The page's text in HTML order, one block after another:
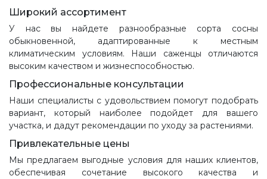
Широкий ассортимент
У нас вы найдете разнообразные сорта сосны
обыкновенной, адаптированные к местным
климатическим условиям. Наши саженцы отличаются
высоким качеством и жизнеспособностью.
Профессиональные консультации
Наши специалисты с удовольствием помогут подобрать
вариант, который наиболее подойдет для вашего
участка, и дадут рекомендации по уходу за растениями.
Привлекательные цены
Мы предлагаем выгодные условия для наших клиентов,
обеспечивая сочетание высокого качества и